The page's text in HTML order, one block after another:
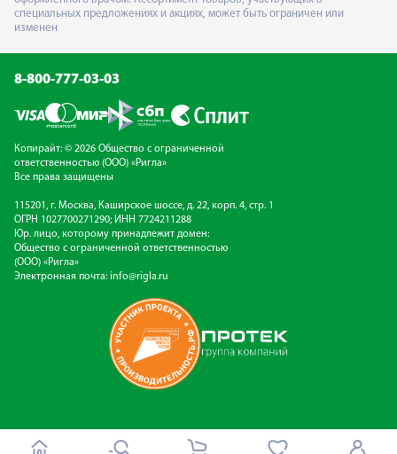
специальных предложениях и акциях, может быть ограничен или
изменен
8-800-777-03-03
Копирайт: © 2026 Общество с ограниченной
ответственностью (ООО) «Ригла»
Все права защищены
115201, г. Москва, Каширское шоссе, д. 22, корп. 4, стр. 1
ОГРН 1027700271290; ИНН 7724211288
Юр. лицо, которому принадлежит домен:
Общество с ограниченной ответственностью
(ООО) «Ригла»
Электронная почта: info@rigla.ru